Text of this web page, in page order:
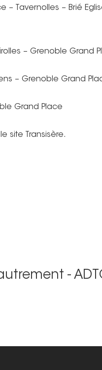
– Tavernolles – Brié
– Grenoble Grand
– Grenoble Grand
Grand Place
site Transisère.
-